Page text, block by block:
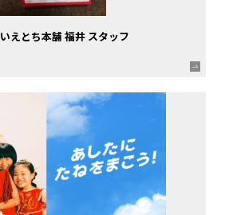
いえとち本舗 福井 スタッフ